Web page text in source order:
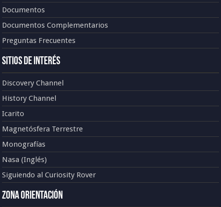
Documentos
Documentos Complementarios
Preguntas Frecuentes
Sitios de Interés
Discovery Channel
History Channel
Icarito
Magnetósfera Terrestre
Monografías
Nasa (Inglés)
Siguiendo al Curiosity Rover
Zona Orientación